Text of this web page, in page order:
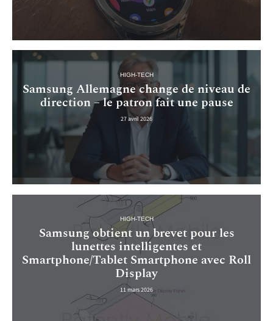
HIGH-TECH
Samsung Allemagne change de niveau de
direction – le patron fait une pause
27 avril 2026
HIGH-TECH
Samsung obtient un brevet pour les
lunettes intelligentes et
Smartphone/Tablet Smartphone avec Roll
Display
11 mars 2026